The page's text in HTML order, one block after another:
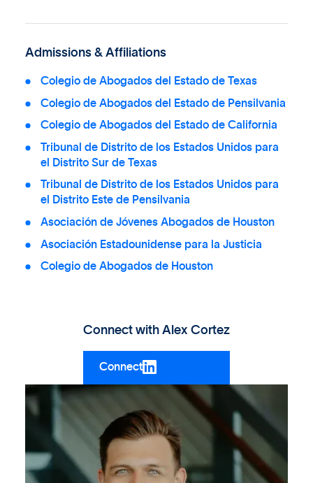
Admissions & Affiliations
Colegio de Abogados del Estado de Texas
Colegio de Abogados del Estado de Pensilvania
Colegio de Abogados del Estado de California
Tribunal de Distrito de los Estados Unidos para
el Distrito Sur de Texas
Tribunal de Distrito de los Estados Unidos para
el Distrito Este de Pensilvania
Asociación de Jóvenes Abogados de Houston
Asociación Estadounidense para la Justicia
Colegio de Abogados de Houston
Connect with Alex Cortez
Connect